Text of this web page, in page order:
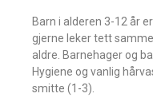
Barn i alderen 3-12 år
gjerne leker tett
aldre. Barnehager og
Hygiene og vanlig
smitte (1-3).